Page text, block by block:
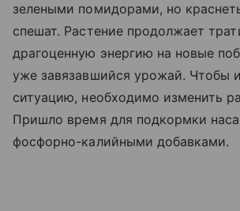
зелеными помидорами, но
спешат. Растение продолжает
драгоценную энергию на новые
уже завязавшийся урожай. Чтобы
ситуацию, необходимо изменить
Пришло время для подкормки
фосфорно-калийными добавками.